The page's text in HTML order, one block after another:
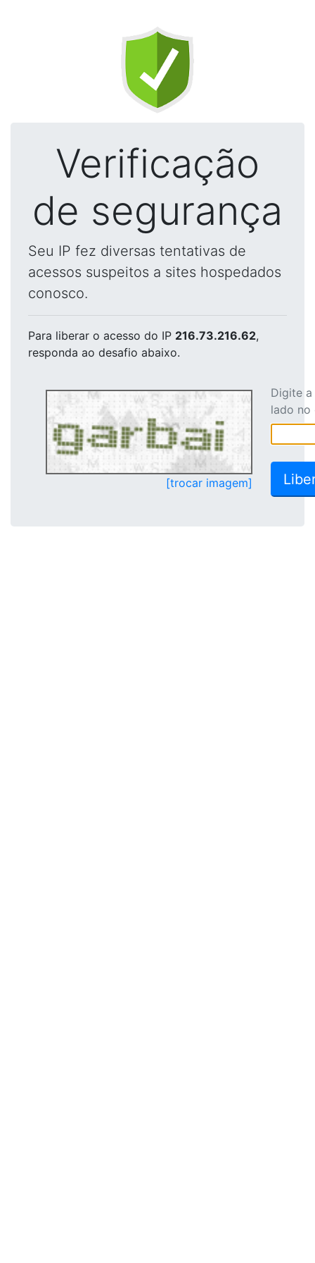
Verificação
de segurança
Seu IP fez diversas tentativas de
acessos suspeitos a sites hospedados
conosco.
Para liberar o acesso do IP 216.73.216.62,
responda ao desafio abaixo.
[trocar imagem]
Digite
lado no